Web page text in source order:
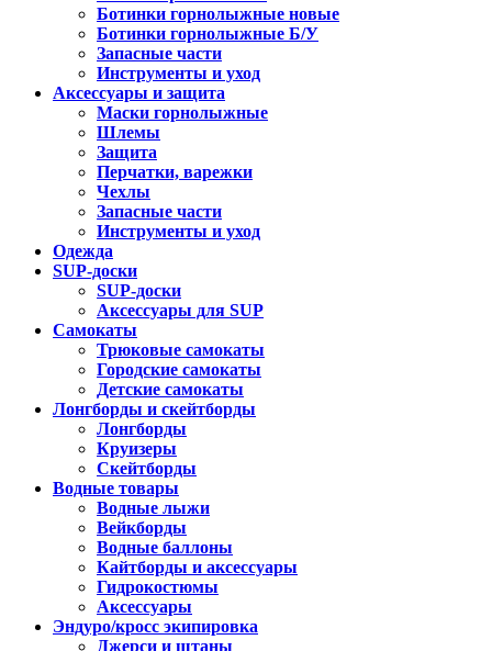
Ботинки горнолыжные новые
Ботинки горнолыжные Б/У
Запасные части
Инструменты и уход
Аксессуары и защита
Маски горнолыжные
Шлемы
Защита
Перчатки, варежки
Чехлы
Запасные части
Инструменты и уход
Одежда
SUP-доски
SUP-доски
Аксессуары для SUP
Самокаты
Трюковые самокаты
Городские самокаты
Детские самокаты
Лонгборды и скейтборды
Лонгборды
Круизеры
Скейтборды
Водные товары
Водные лыжи
Вейкборды
Водные баллоны
Кайтборды и аксессуары
Гидрокостюмы
Аксессуары
Эндуро/кросс экипировка
Джерси и штаны